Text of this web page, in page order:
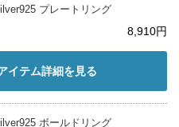
プレートリング
8,910円
イテム詳細を見る
ボールドリング